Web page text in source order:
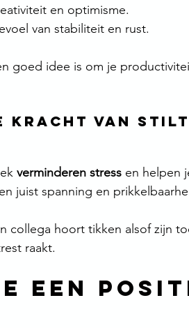
en optimisme.
van stabiliteit en rust.
goed idee is om je
kracht van
verminderen stress en helpen
juist spanning en
collega hoort tikken alsof zijn
raakt.
een